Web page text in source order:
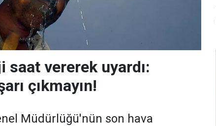
saat vererek uyardı:
çıkmayın!
Müdürlüğü'nün son hava